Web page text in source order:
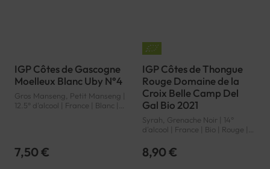
IGP Côtes de Gascogne
Moelleux Blanc Uby N°4
Gros Manseng, Petit Manseng |
12.5° d'alcool | France | Blanc |
7,50 €
IGP Côtes de Thongue
Rouge Domaine de la
Croix Belle Camp Del
Gal Bio 2021
Syrah, Grenache Noir | 14°
d'alcool | France | Bio | Rouge |
de Thongue | IGP
8,90 €